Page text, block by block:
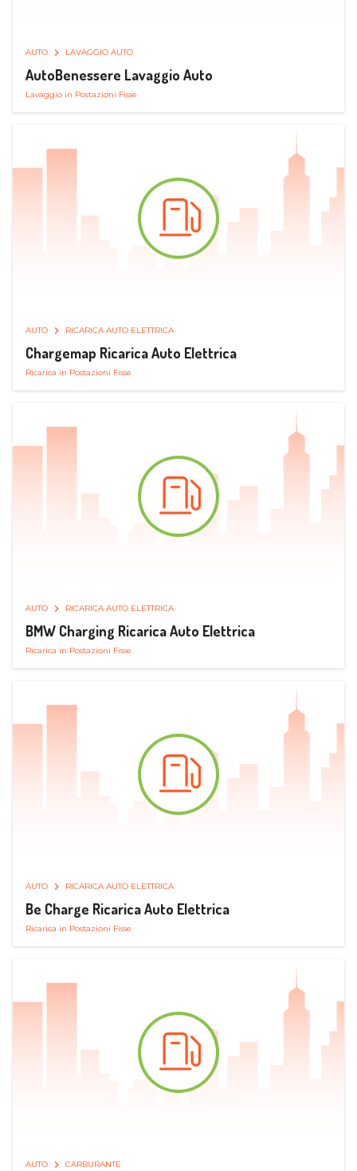
AUTO LAVAGGIO AUTO
AutoBenessere Lavaggio Auto
Lavaggio in Postazioni Fisse
AUTO RICARICA AUTO ELETTRICA
Chargemap Ricarica Auto Elettrica
Ricarica in Postazioni Fisse
AUTO RICARICA AUTO ELETTRICA
BMW Charging Ricarica Auto Elettrica
Ricarica in Postazioni Fisse
AUTO RICARICA AUTO ELETTRICA
Be Charge Ricarica Auto Elettrica
Ricarica in Postazioni Fisse
AUTO CARBURANTE